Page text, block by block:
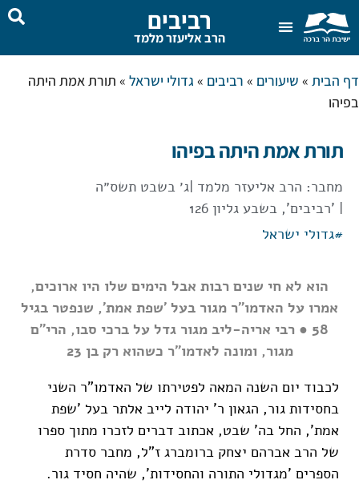
רביבים
הרב אליעזר מלמד
דף הבית » שיעורים » רביבים » גדולי ישראל » תורת אמת היתה
בפיהו
תורת אמת היתה בפיהו
מחבר: הרב אליעזר מלמד |ג׳ בשבט תשס״ה
| 'רביבים', בשבע גליון 126
#גדולי ישראל
הוא לא חי שנים רבות אבל הימים שלו היו ארוכים,
אמרו על האדמו"ר מגור בעל 'שפת אמת', שנפטר בגיל
58 ● רבי אריה-ליב מגור גדל על ברכי סבו, הרי"ם
מגור, ומונה לאדמו"ר כשהוא רק בן 23
לכבוד יום השנה המאה לפטירתו של האדמו"ר השני
בחסידות גור, הגאון ר' יהודה לייב אלתר בעל 'שפת
אמת', החל בה' שבט, אכתוב דברים לזכרו מתוך ספרו
של הרב אברהם יצחק ברומברג ז"ל, מחבר סדרת
הספרים 'מגדולי התורה והחסידות', שהיה חסיד גור.